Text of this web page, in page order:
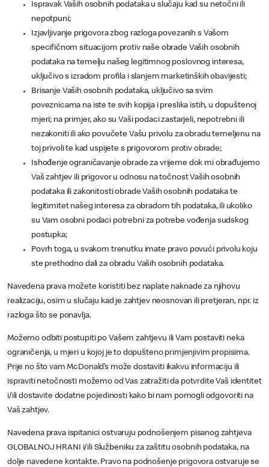
Ispravak Vaših osobnih podataka u slučaju kad su netočni ili
nepotpuni;
Izjavljivanje prigovora zbog razloga povezanih s Vašom
specifičnom situacijom protiv naše obrade Vaših osobnih
podataka na temelju našeg legitimnog poslovnog interesa,
uključivo s izradom profila i slanjem marketinških obavijesti;
Brisanje Vaših osobnih podataka, uključivo sa svim
poveznicama na iste te svih kopija i preslika istih, u dopuštenoj
mjeri; na primjer, ako su Vaši podaci zastarjeli, nepotrebni ili
nezakoniti ili ako povučete Vašu privolu za obradu temeljenu na
toj privoli te kad uspijete s prigovorom protiv obrade;
Ishođenje ograničavanje obrade za vrijeme dok mi obrađujemo
Vaš zahtjev ili prigovor u odnosu na točnost Vaših osobnih
podataka ili zakonitosti obrade Vaših osobnih podataka te
legitimitet našeg interesa za obradom tih podataka, ili ukoliko
su Vam osobni podaci potrebni za potrebe vođenja sudskog
postupka;
Povrh toga, u svakom trenutku imate pravo povući privolu koju
ste prethodno dali za obradu Vaših osobnih podataka.
Navedena prava možete koristiti bez naplate naknade za njihovu
realizaciju, osim u slučaju kad je zahtjev neosnovan ili pretjeran, npr. iz
razloga što se ponavlja.
Možemo odbiti postupiti po Vašem zahtjevu ili Vam postaviti neka
ograničenja, u mjeri u kojoj je to dopušteno primjenjivim propisima.
Prije no što vam McDonald’s može dostaviti ikakvu informaciju ili
ispraviti netočnosti možemo od Vas zatražiti da potvrdite Vaš identitet
i/ili dostavite dodatne pojedinosti kako bi nam pomogli odgovoriti na
Vaš zahtjev.
Navedena prava ispitanici ostvaruju podnošenjem pisanog zahtjeva
GLOBALNOJ HRANI i/ili Službeniku za zaštitu osobnih podataka, na
dolje navedene kontakte. Pravo na podnošenje prigovora ostvaruje se